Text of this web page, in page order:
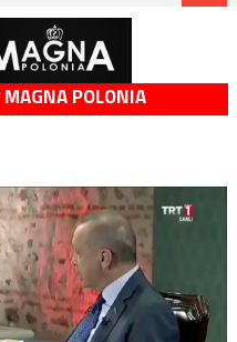
POLONIA